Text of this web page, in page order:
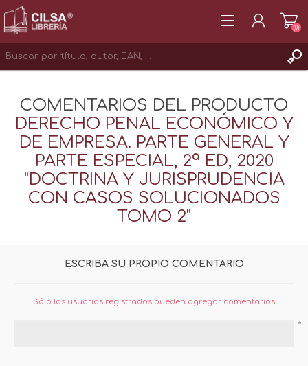
INICIAR SESIÓN
(0)
COMENTARIOS DEL PRODUCTO
DERECHO PENAL ECONÓMICO Y
DE EMPRESA. PARTE GENERAL Y
PARTE ESPECIAL, 2ª ED, 2020
"DOCTRINA Y JURISPRUDENCIA
CON CASOS SOLUCIONADOS
TOMO 2"
ESCRIBA SU PROPIO COMENTARIO
Sólo los usuarios registrados pueden agregar comentarios
*